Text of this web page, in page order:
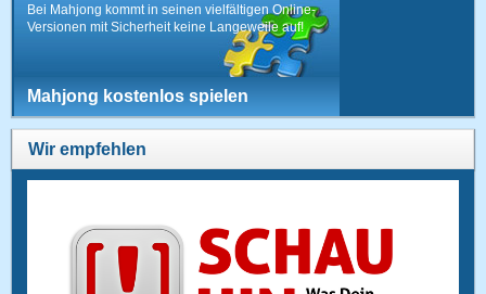
Bei Mahjong kommt in seinen vielfältigen Online-
Versionen mit Sicherheit keine Langeweile auf!
Mahjong kostenlos spielen
Wir empfehlen